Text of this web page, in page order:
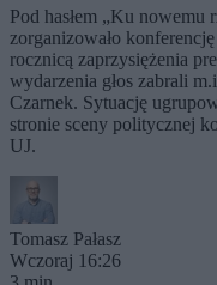
Pod hasłem „Ku
zorganizowało
rocznicą zaprzysiężenia
wydarzenia głos zabrali
Czarnek. Sytuację
stronie sceny politycznej
UJ.
Tomasz Pałasz
Wczoraj 16:26